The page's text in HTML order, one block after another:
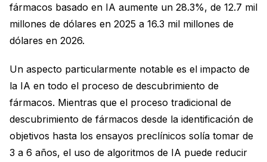
fármacos basado en IA aumente un 28.3%, de 12.7 mil
millones de dólares en 2025 a 16.3 mil millones de
dólares en 2026.
Un aspecto particularmente notable es el impacto de
la IA en todo el proceso de descubrimiento de
fármacos. Mientras que el proceso tradicional de
descubrimiento de fármacos desde la identificación de
objetivos hasta los ensayos preclínicos solía tomar de
3 a 6 años, el uso de algoritmos de IA puede reducir